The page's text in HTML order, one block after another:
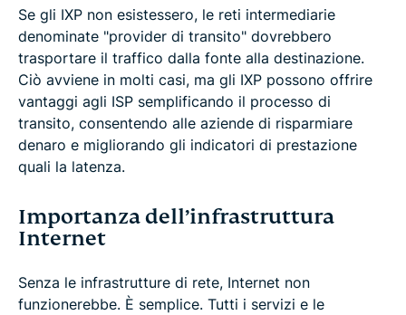
Se gli IXP non esistessero, le reti intermediarie
denominate "provider di transito" dovrebbero
trasportare il traffico dalla fonte alla destinazione.
Ciò avviene in molti casi, ma gli IXP possono offrire
vantaggi agli ISP semplificando il processo di
transito, consentendo alle aziende di risparmiare
denaro e migliorando gli indicatori di prestazione
quali la latenza.
Importanza dell’infrastruttura
Internet
Senza le infrastrutture di rete, Internet non
funzionerebbe. È semplice. Tutti i servizi e le